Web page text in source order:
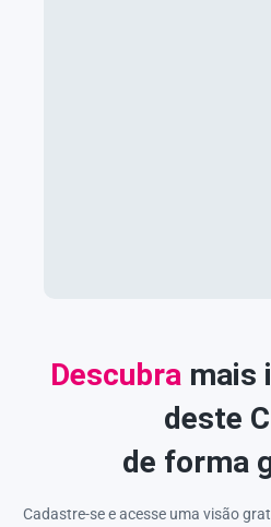
Descubra mais
deste
de forma
Cadastre-se e acesse uma visão